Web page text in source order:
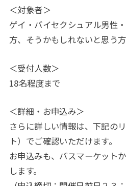
＜対象者＞
ゲイ・バイセクシュアル男性
方、そうかもしれないと思う方
＜受付人数＞
18名程度まで
＜詳細・お申込み＞
さらに詳しい情報は、下記の
ト）でご確認いただけます。
お申込みも、パスマーケット
します。